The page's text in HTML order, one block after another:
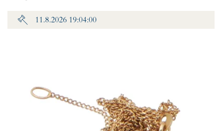
11.8.2026 19:04:00